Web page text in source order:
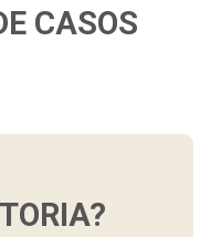
CASOS